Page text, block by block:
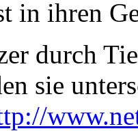
in ihren
durch
sie